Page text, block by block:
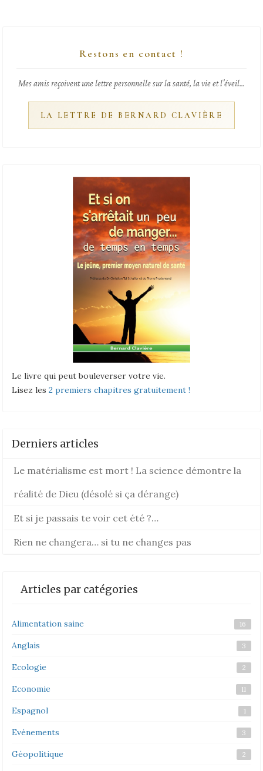
Restons en contact !
Mes amis reçoivent une lettre personnelle sur la santé, la vie et l'éveil...
LA LETTRE DE BERNARD CLAVIÈRE
Le livre qui peut bouleverser votre vie.
Lisez les 2 premiers chapitres gratuitement !
Derniers articles
Le matérialisme est mort ! La science démontre la
réalité de Dieu (désolé si ça dérange)
Et si je passais te voir cet été ?…
Rien ne changera… si tu ne changes pas
Articles par catégories
Alimentation saine 16
Anglais 3
Ecologie 2
Economie 11
Espagnol 1
Evénements 3
Géopolitique 2